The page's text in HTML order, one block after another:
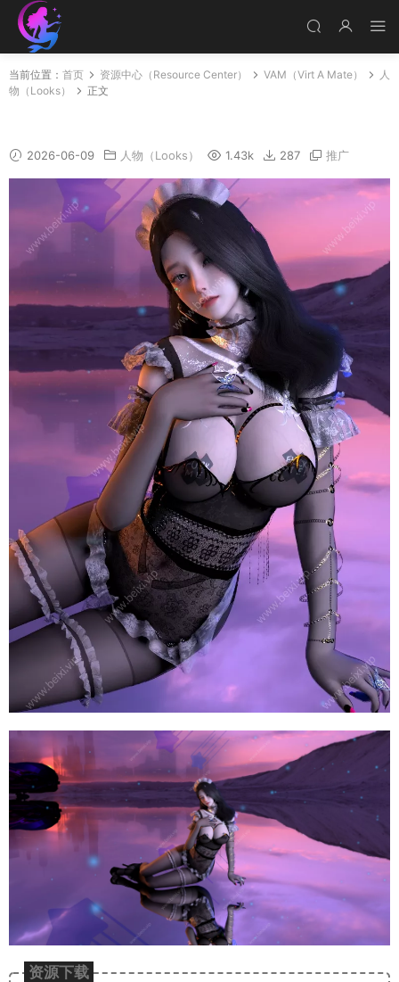
当前位置： 首页 资源中心（Resource Center） VAM（Virt A Mate）
人
物（Looks）
正文
2026-06-09 人物（Looks） 1.43k 287 推广
资源下载